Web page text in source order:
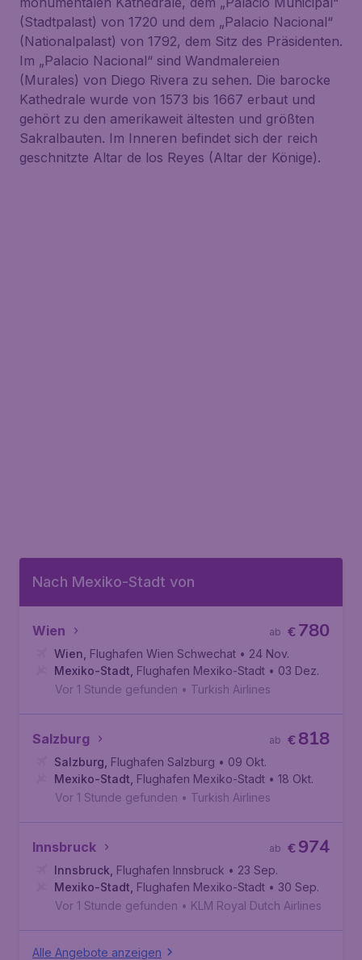
(Stadtpalast) von 1720 und dem „Palacio Nacional“
(Nationalpalast) von 1792, dem Sitz des Präsidenten.
Im „Palacio Nacional“ sind Wandmalereien
(Murales) von Diego Rivera zu sehen. Die barocke
Kathedrale wurde von 1573 bis 1667 erbaut und
gehört zu den amerikaweit ältesten und größten
Sakralbauten. Im Inneren befindet sich der reich
geschnitzte Altar de los Reyes (Altar der Könige).
Nach Mexiko-Stadt von
Wien €780
ab
Wien Flughafen Wien Schwechat • 24 Nov.
Mexiko-Stadt Flughafen Mexiko-Stadt • 03 Dez.
Vor 1 Stunde gefunden • Turkish Airlines
Salzburg €818
ab
Salzburg Flughafen Salzburg • 09 Okt.
Mexiko-Stadt Flughafen Mexiko-Stadt • 18 Okt.
Vor 1 Stunde gefunden • Turkish Airlines
Innsbruck €974
ab
Innsbruck Flughafen Innsbruck • 23 Sep.
Mexiko-Stadt Flughafen Mexiko-Stadt • 30 Sep.
Vor 1 Stunde gefunden • KLM Royal Dutch Airlines
Alle Angebote anzeigen